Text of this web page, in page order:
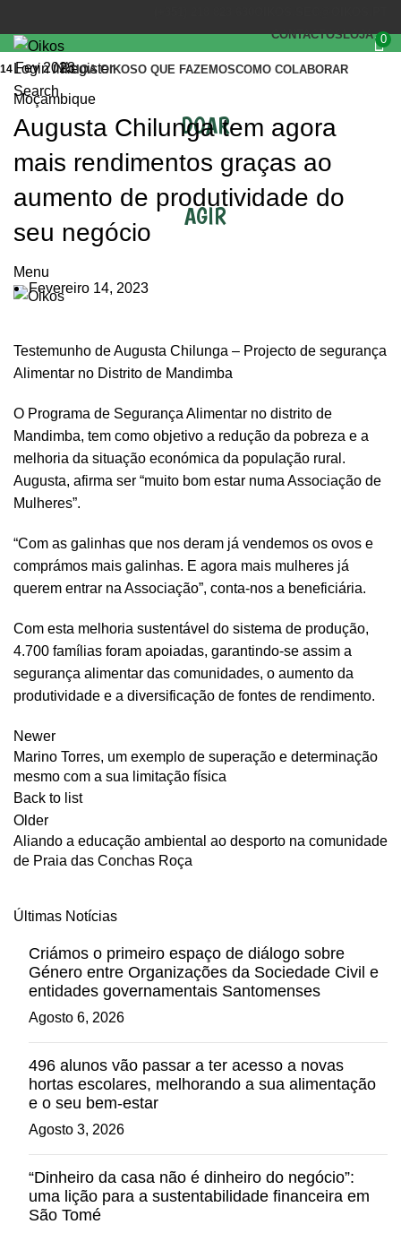
CONTACTOSLOJA 0
Login / Register
Search
INÍCIOA OIKOSO QUE FAZEMOSCOMO COLABORAR
DOAR
AGIR
Menu
Moçambique
Augusta Chilunga tem agora
mais rendimentos graças ao
aumento de produtividade do
seu negócio
Fevereiro 14, 2023
14 Fev 2023
Testemunho de Augusta Chilunga – Projecto de segurança
Alimentar no Distrito de Mandimba
O Programa de Segurança Alimentar no distrito de
Mandimba, tem como objetivo a redução da pobreza e a
melhoria da situação económica da população rural.
Augusta, afirma ser “muito bom estar numa Associação de
Mulheres”.
“Com as galinhas que nos deram já vendemos os ovos e
comprámos mais galinhas. E agora mais mulheres já
querem entrar na Associação”, conta-nos a beneficiária.
Com esta melhoria sustentável do sistema de produção,
4.700 famílias foram apoiadas, garantindo-se assim a
segurança alimentar das comunidades, o aumento da
produtividade e a diversificação de fontes de rendimento.
Newer
Marino Torres, um exemplo de superação e determinação
mesmo com a sua limitação física
Back to list
Older
Aliando a educação ambiental ao desporto na comunidade
de Praia das Conchas Roça
Últimas Notícias
Criámos o primeiro espaço de diálogo sobre
Género entre Organizações da Sociedade Civil e
entidades governamentais Santomenses
Agosto 6, 2026
496 alunos vão passar a ter acesso a novas
hortas escolares, melhorando a sua alimentação
e o seu bem-estar
Agosto 3, 2026
“Dinheiro da casa não é dinheiro do negócio”:
uma lição para a sustentabilidade financeira em
São Tomé